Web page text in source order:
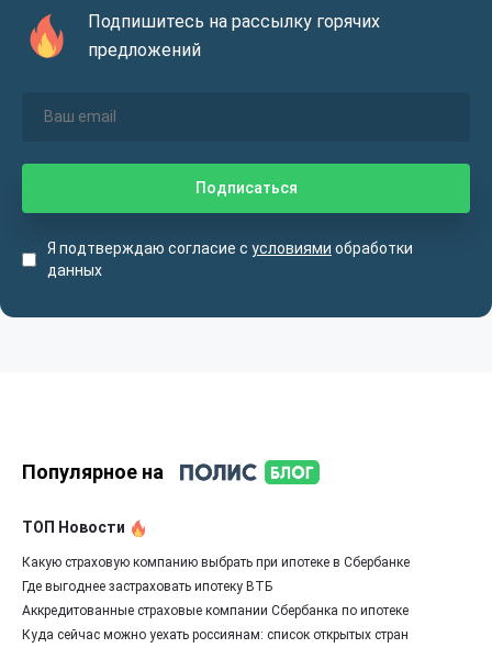
Подпишитесь на рассылку горячих
предложений
Я подтверждаю согласие с условиями обработки
данных
Популярное на
ТОП Новости
Какую страховую компанию выбрать при ипотеке в Сбербанке
Где выгоднее застраховать ипотеку ВТБ
Аккредитованные страховые компании Сбербанка по ипотеке
Куда сейчас можно уехать россиянам: список открытых стран